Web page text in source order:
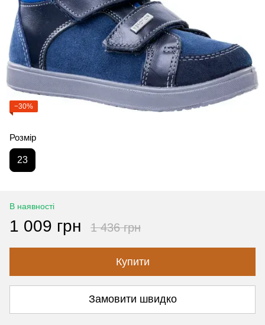
−30%
Розмір
23
В наявності
1 009 грн 1 436 грн
Купити
Замовити швидко